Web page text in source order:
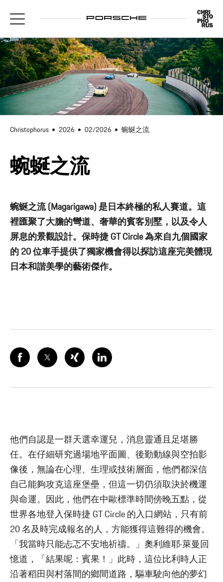
Christophorus 2026 02/2026 蜿蜒之流
蜿蜒之流
蜿蜒之流 (Magarigawa) 是日本終極的私人賽道。這
裡匯聚了大膽的彎道、奢華的賓客別墅，以及令人
屏息的景觀設計。保時捷 GT Circle 為來自九個國家
的 20 位車手提供了獨家機會得以探訪這座完美體現
日本和諧美學的藝術傑作。
他們自認是一群天選幸運兒，消息靈通且足堪勝
任。在仔細研究過場地平面圖、後勤動線與空拍影
像後，無論在心理、生理或技術層面，他們都深信
自己能夠攻克這座堡壘，但這一切仍須取決於機運
與命運。因此，他們在中歐標準時間傍晚五點，從
世界各地登入保時捷 GT Circle 的入口網站，只有前
20 名及時完成報名的人，方能獲得這難得的機會。
「我當時只能忐忑不安地祈禱。」奧利維耶·萊曼回
憶道，「結果呢：賓果！」此時，這位比利時人正
沿著稻田與村落間的鄉間道路，驅車駛向他的夢幻